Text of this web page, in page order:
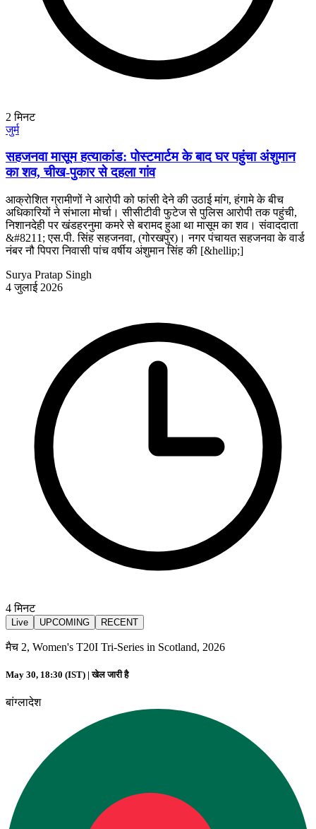
2 मिनट
जुर्म
सहजनवा मासूम हत्याकांड: पोस्टमार्टम के बाद घर पहुंचा अंशुमान
का शव, चीख-पुकार से दहला गांव
आक्रोशित ग्रामीणों ने आरोपी को फांसी देने की उठाई मांग, हंगामे के बीच
अधिकारियों ने संभाला मोर्चा। सीसीटीवी फुटेज से पुलिस आरोपी तक पहुंची,
निशानदेही पर खंडहरनुमा कमरे से बरामद हुआ था मासूम का शव। संवाददाता
&#8211; एस.पी. सिंह सहजनवा, (गोरखपुर)। नगर पंचायत सहजनवा के वार्ड
नंबर नौ पिपरा निवासी पांच वर्षीय अंशुमान सिंह की [&hellip;]
Surya Pratap Singh
4 जुलाई 2026
4मिनट
Live UPCOMING RECENT
मैच 2, Women's T20I Tri-Series in Scotland, 2026
May 30, 18:30 (IST) |खेल जारी है
बांग्लादेश